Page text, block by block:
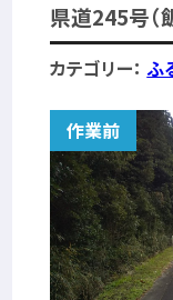
県道245号（
カテゴリー：ふ
作業前